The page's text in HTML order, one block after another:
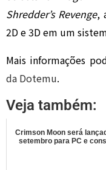
Shredder’s Revenge,
2D e 3D em um
Mais informações
da Dotemu.
Veja também:
Crimson Moon será
setembro para PC e